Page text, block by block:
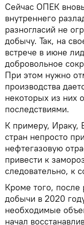
Сейчас ОПЕК
внутреннего
разногласий не
добычу. Так, на
встрече в июне
добровольное
При этом нужно
производства
некоторых из них
последствиями.
К примеру, Ираку,
стран непросто
нефтегазовую
привести к
следовательно, к
Кроме того,
добычи в 2020
необходимые
начал